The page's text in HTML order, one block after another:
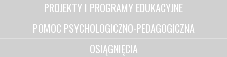
PROJEKTY I PROGRAMY EDUKACYJNE
POMOC PSYCHOLOGICZNO-PEDAGOGICZNA
OSIĄGNIĘCIA